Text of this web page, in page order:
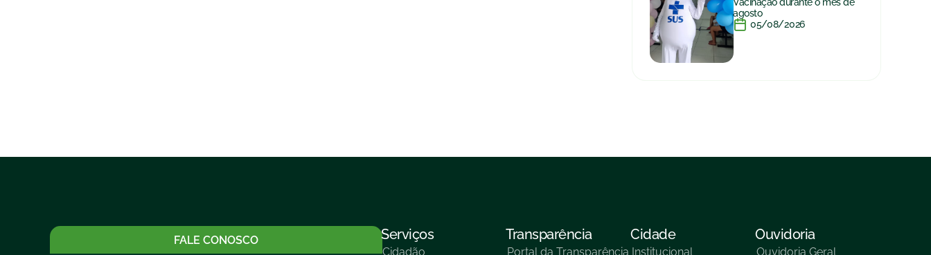
agosto
05/08/2026
FALE CONOSCO Serviços
Cidadão
Transparência
Portal da Transparência
Cidade
Institucional
Ouvidoria
Ouvidoria Geral